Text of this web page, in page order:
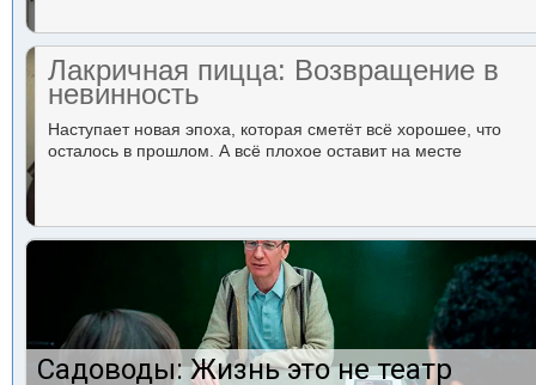
Лакричная пицца: Возвращение в
невинность
Наступает новая эпоха, которая сметёт всё хорошее, что
осталось в прошлом. А всё плохое оставит на месте
Садоводы: Жизнь это не театр